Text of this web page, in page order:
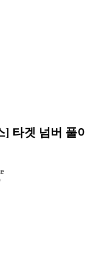
타겟 넘버 풀이